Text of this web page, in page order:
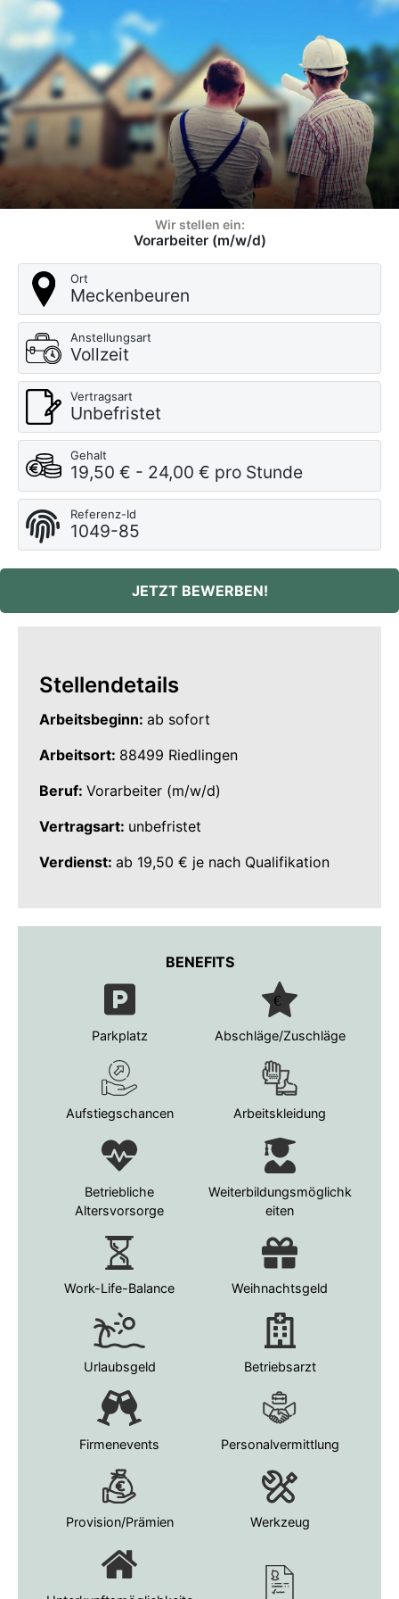
Wir stellen ein:
Vorarbeiter (m/w/d)
Ort
Meckenbeuren
Anstellungsart
Vollzeit
Vertragsart
Unbefristet
Gehalt
19,50 € - 24,00 € pro Stunde
Referenz-Id
1049-85
JETZT BEWERBEN!
Stellendetails
Arbeitsbeginn: ab sofort
Arbeitsort: 88499 Riedlingen
Beruf: Vorarbeiter (m/w/d)
Vertragsart: unbefristet
Verdienst: ab 19,50 € je nach Qualifikation
BENEFITS
Parkplatz Abschläge/Zuschläge
Aufstiegschancen Arbeitskleidung
Betriebliche
Altersvorsorge
Weiterbildungsmöglichk
eiten
Work-Life-Balance Weihnachtsgeld
Urlaubsgeld Betriebsarzt
Firmenevents Personalvermittlung
Provision/Prämien Werkzeug